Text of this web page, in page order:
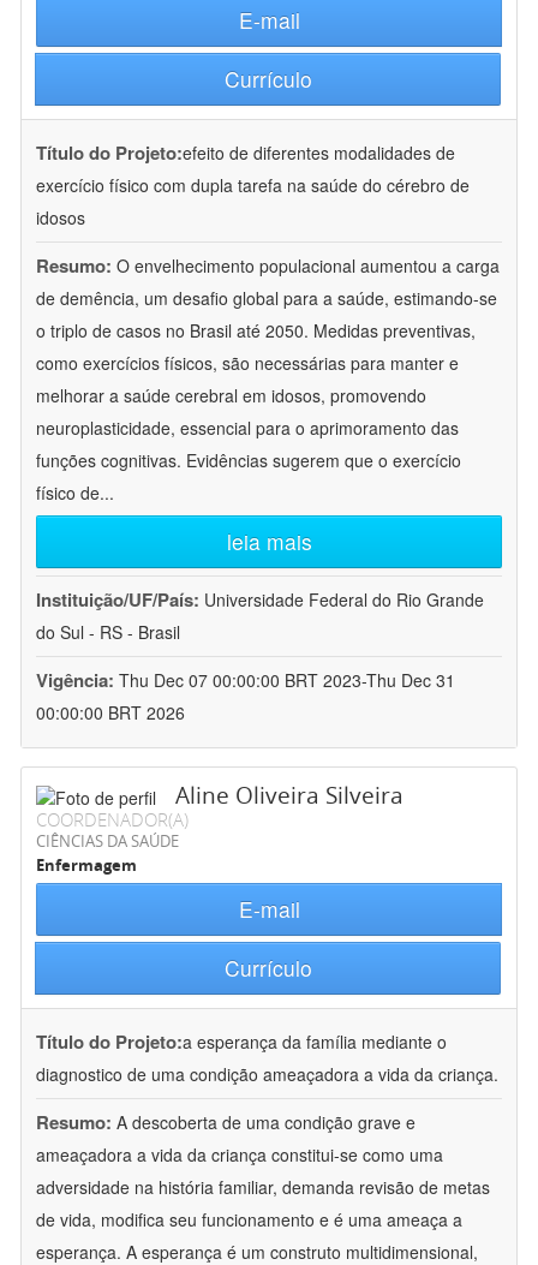
E-mail
Currículo
Título do Projeto:efeito de diferentes modalidades de
exercício físico com dupla tarefa na saúde do cérebro de
idosos
Resumo: O envelhecimento populacional aumentou a carga
de demência, um desafio global para a saúde, estimando-se
o triplo de casos no Brasil até 2050. Medidas preventivas,
como exercícios físicos, são necessárias para manter e
melhorar a saúde cerebral em idosos, promovendo
neuroplasticidade, essencial para o aprimoramento das
funções cognitivas. Evidências sugerem que o exercício
físico de...
leia mais
Instituição/UF/País: Universidade Federal do Rio Grande
do Sul - RS - Brasil
Vigência: Thu Dec 07 00:00:00 BRT 2023-Thu Dec 31
00:00:00 BRT 2026
Aline Oliveira Silveira
COORDENADOR(A)
CIÊNCIAS DA SAÚDE
Enfermagem
E-mail
Currículo
Título do Projeto:a esperança da família mediante o
diagnostico de uma condição ameaçadora a vida da criança.
Resumo: A descoberta de uma condição grave e
ameaçadora a vida da criança constitui-se como uma
adversidade na história familiar, demanda revisão de metas
de vida, modifica seu funcionamento e é uma ameaça a
esperança. A esperança é um construto multidimensional,